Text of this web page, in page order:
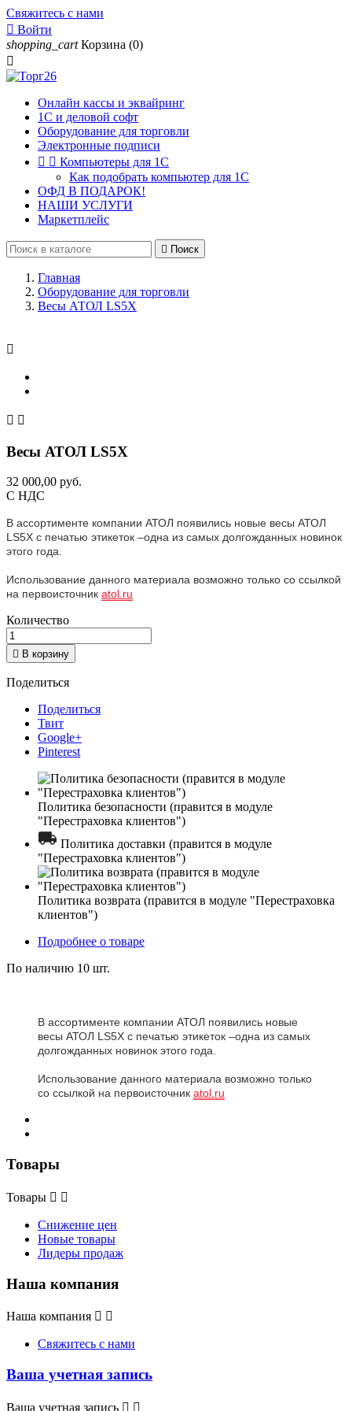
Свяжитесь с нами
 Войти
shopping_cart Корзина (0)

Онлайн кассы и эквайринг
1С и деловой софт
Оборудование для торговли
Электронные подписи
  Компьютеры для 1С
Как подобрать компьютер для 1С
ОФД В ПОДАРОК!
НАШИ УСЛУГИ
Маркетплейс
 Поиск
Главная
Оборудование для торговли
Весы АТОЛ LS5X

 
Весы АТОЛ LS5X
32 000,00 руб.
С НДС
В ассортименте компании АТОЛ появились новые весы АТОЛ
LS5X с печатью этикеток –одна из самых долгожданных новинок
этого года.
Использование данного материала возможно только со ссылкой
на первоисточник atol.ru
Количество
 В корзину
Поделиться
Поделиться
Твит
Google+
Pinterest
Политика безопасности (правится в модуле
"Перестраховка клиентов")
Политика доставки (правится в модуле
"Перестраховка клиентов")
Политика возврата (правится в модуле "Перестраховка
клиентов")
Подробнее о товаре
По наличию 10 шт.
В ассортименте компании АТОЛ появились новые
весы АТОЛ LS5X с печатью этикеток –одна из самых
долгожданных новинок этого года.
Использование данного материала возможно только
со ссылкой на первоисточник atol.ru
Товары
Товары  
Снижение цен
Новые товары
Лидеры продаж
Наша компания
Наша компания  
Свяжитесь с нами
Ваша учетная запись
Ваша учетная запись  